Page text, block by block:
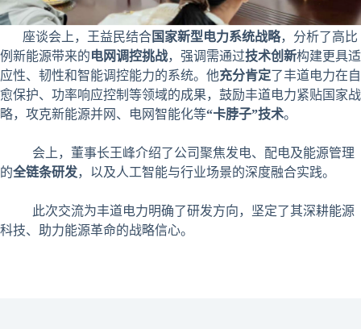
座谈会上，王益民结合国家新型电力系统战略，分析了高比
例新能源带来的电网调控挑战，强调需通过技术创新构建更具适
应性、韧性和智能调控能力的系统。他充分肯定了丰道电力在自
愈保护、功率响应控制等领域的成果，鼓励丰道电力紧贴国家战
略，攻克新能源并网、电网智能化等“卡脖子”技术。
会上，董事长王峰介绍了公司聚焦发电、配电及能源管理
的全链条研发，以及人工智能与行业场景的深度融合实践。
此次交流为丰道电力明确了研发方向，坚定了其深耕能源
科技、助力能源革命的战略信心。